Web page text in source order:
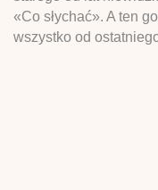
«Co słychać». A ten
wszystko od